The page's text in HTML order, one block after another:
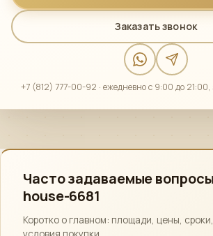
Заказать звонок
+7 (812) 777-00-92 · ежедневно с 9:00 до
Часто задаваемые
house-6681
Коротко о главном: площади, цены,